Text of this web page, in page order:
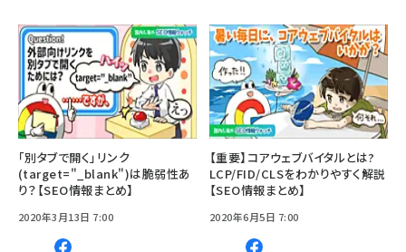
「別タブで開く」リンク
(target="_blank")は脆弱性あ
り？【SEO情報まとめ】
2020年3月13日 7:00
【重要】コアウェブバイタルとは?
LCP/FID/CLSをわかりやすく解説
【SEO情報まとめ】
2020年6月5日 7:00